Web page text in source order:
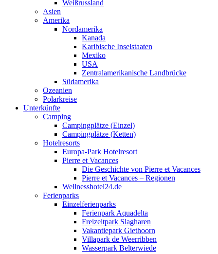
Weißrussland
Asien
Amerika
Nordamerika
Kanada
Karibische Inselstaaten
Mexiko
USA
Zentralamerikanische Landbrücke
Südamerika
Ozeanien
Polarkreise
Unterkünfte
Camping
Campingplätze (Einzel)
Campingplätze (Ketten)
Hotelresorts
Europa-Park Hotelresort
Pierre et Vacances
Die Geschichte von Pierre et Vacances
Pierre et Vacances – Regionen
Wellnesshotel24.de
Ferienparks
Einzelferienparks
Ferienpark Aquadelta
Freizeitpark Slagharen
Vakantiepark Giethoorn
Villapark de Weerribben
Wasserpark Belterwiede